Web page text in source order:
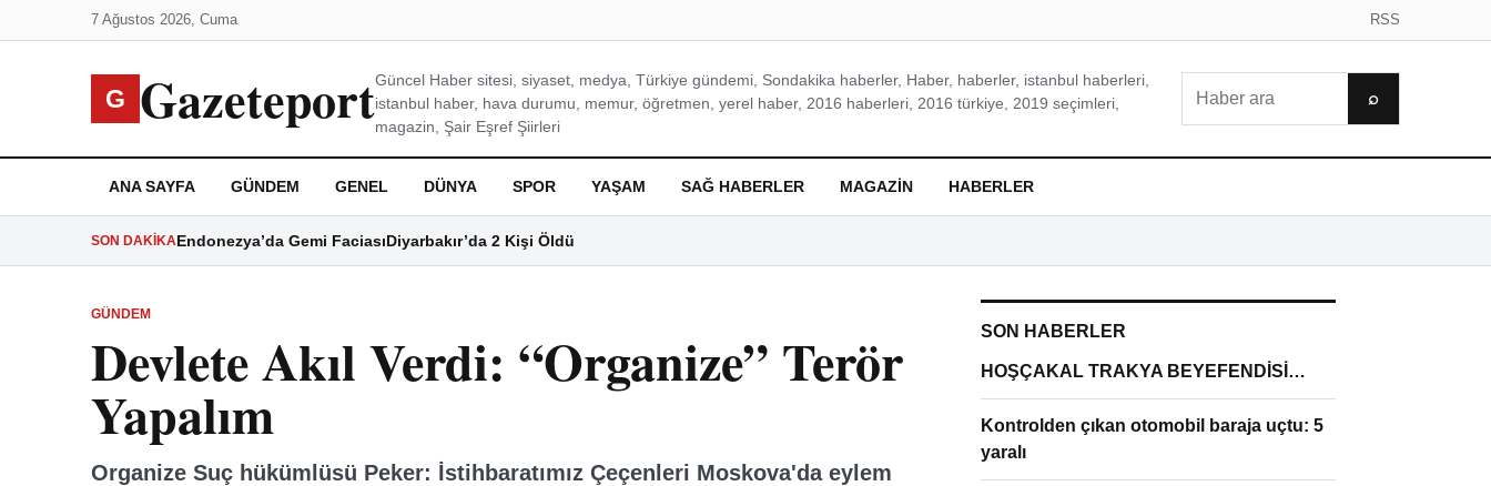
7 Ağustos 2026, Cuma RSS
G GazeteportGüncel Haber sitesi, siyaset, medya, Türkiye gündemi, Sondakika haberler, Haber, haberler, istanbul haberleri,
istanbul haber, hava durumu, memur, öğretmen, yerel haber, 2016 haberleri, 2016 türkiye, 2019 seçimleri,
magazin, Şair Eşref Şiirleri
⌕
ANA SAYFA GÜNDEM GENEL DÜNYA SPOR YAŞAM SAĞ HABERLER MAGAZIN HABERLER
SON DAKIKAEndonezya’da Gemi FaciasıDiyarbakır’da 2 Kişi Öldü
GÜNDEM
Devlete Akıl Verdi: “Organize” Terör
Yapalım
Organize Suç hükümlüsü Peker: İstihbaratımız Çeçenleri Moskova'da eylem
SON HABERLER
HOŞÇAKAL TRAKYA BEYEFENDİSİ…
Kontrolden çıkan otomobil baraja uçtu: 5
yaralı